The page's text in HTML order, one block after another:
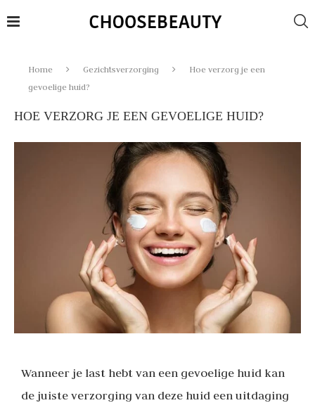
Home Gezichtsverzorging
Hoe verzorg je een
gevoelige huid?
HOE VERZORG JE EEN GEVOELIGE HUID?
Wanneer je last hebt van een gevoelige huid kan
de juiste verzorging van deze huid een uitdaging